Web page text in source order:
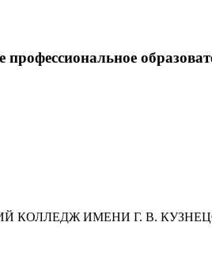
профессиональное
КОЛЛЕДЖ ИМЕНИ Г. В.